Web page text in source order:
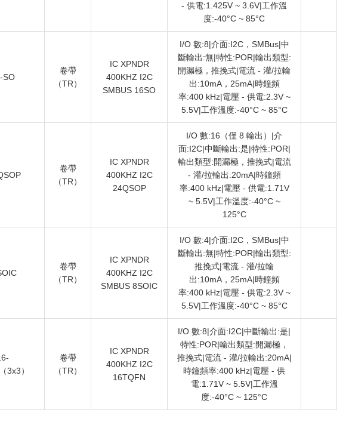
- 供電:1.425V ~ 3.6V|工作溫
度:-40°C ~ 85°C
SO
卷帶
（TR）
IC XPNDR
400KHZ I2C
SMBUS 16SO
I/O 數:8|介面:I2C，SMBus|中
斷輸出:無|特性:POR|輸出類型:
開漏極，推挽式|電流 - 灌/拉輸
出:10mA，25mA|時鐘頻
率:400 kHz|電壓 - 供電:2.3V ~
5.5V|工作溫度:-40°C ~ 85°C
卷帶
（TR）
IC XPNDR
400KHZ I2C
24QSOP
I/O 數:16（僅 8 輸出）|介
面:I2C|中斷輸出:是|特性:POR|
輸出類型:開漏極，推挽式|電流
- 灌/拉輸出:20mA|時鐘頻
率:400 kHz|電壓 - 供電:1.71V
~ 5.5V|工作溫度:-40°C ~
125°C
卷帶
（TR）
IC XPNDR
400KHZ I2C
SMBUS 8SOIC
I/O 數:4|介面:I2C，SMBus|中
斷輸出:無|特性:POR|輸出類型:
推挽式|電流 - 灌/拉輸
出:10mA，25mA|時鐘頻
率:400 kHz|電壓 - 供電:2.3V ~
5.5V|工作溫度:-40°C ~ 85°C
3x3）
卷帶
（TR）
IC XPNDR
400KHZ I2C
16TQFN
I/O 數:8|介面:I2C|中斷輸出:是|
特性:POR|輸出類型:開漏極，
推挽式|電流 - 灌/拉輸出:20mA|
時鐘頻率:400 kHz|電壓 - 供
電:1.71V ~ 5.5V|工作溫
度:-40°C ~ 125°C